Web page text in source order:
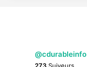
@cdurableinfo